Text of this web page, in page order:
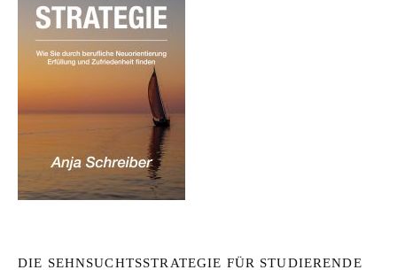
DIE SEHNSUCHTSSTRATEGIE FÜR STUDIERENDE